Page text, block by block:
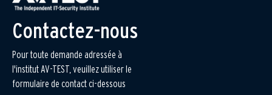
Contactez-nous
Pour toute demande adressée à
l'institut AV-TEST, veuillez utiliser le
formulaire de contact ci-dessous